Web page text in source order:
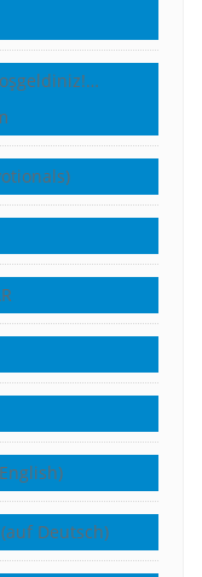
(auf Deutsch)